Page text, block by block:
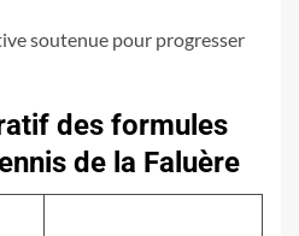
soutenue pour progresser
des formules
de la Faluère